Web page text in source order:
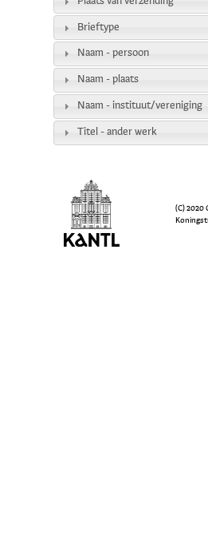
Brieftype
Naam - persoon
Naam - plaats
Naam - instituut/vereniging
Titel - ander werk
(C) 2020